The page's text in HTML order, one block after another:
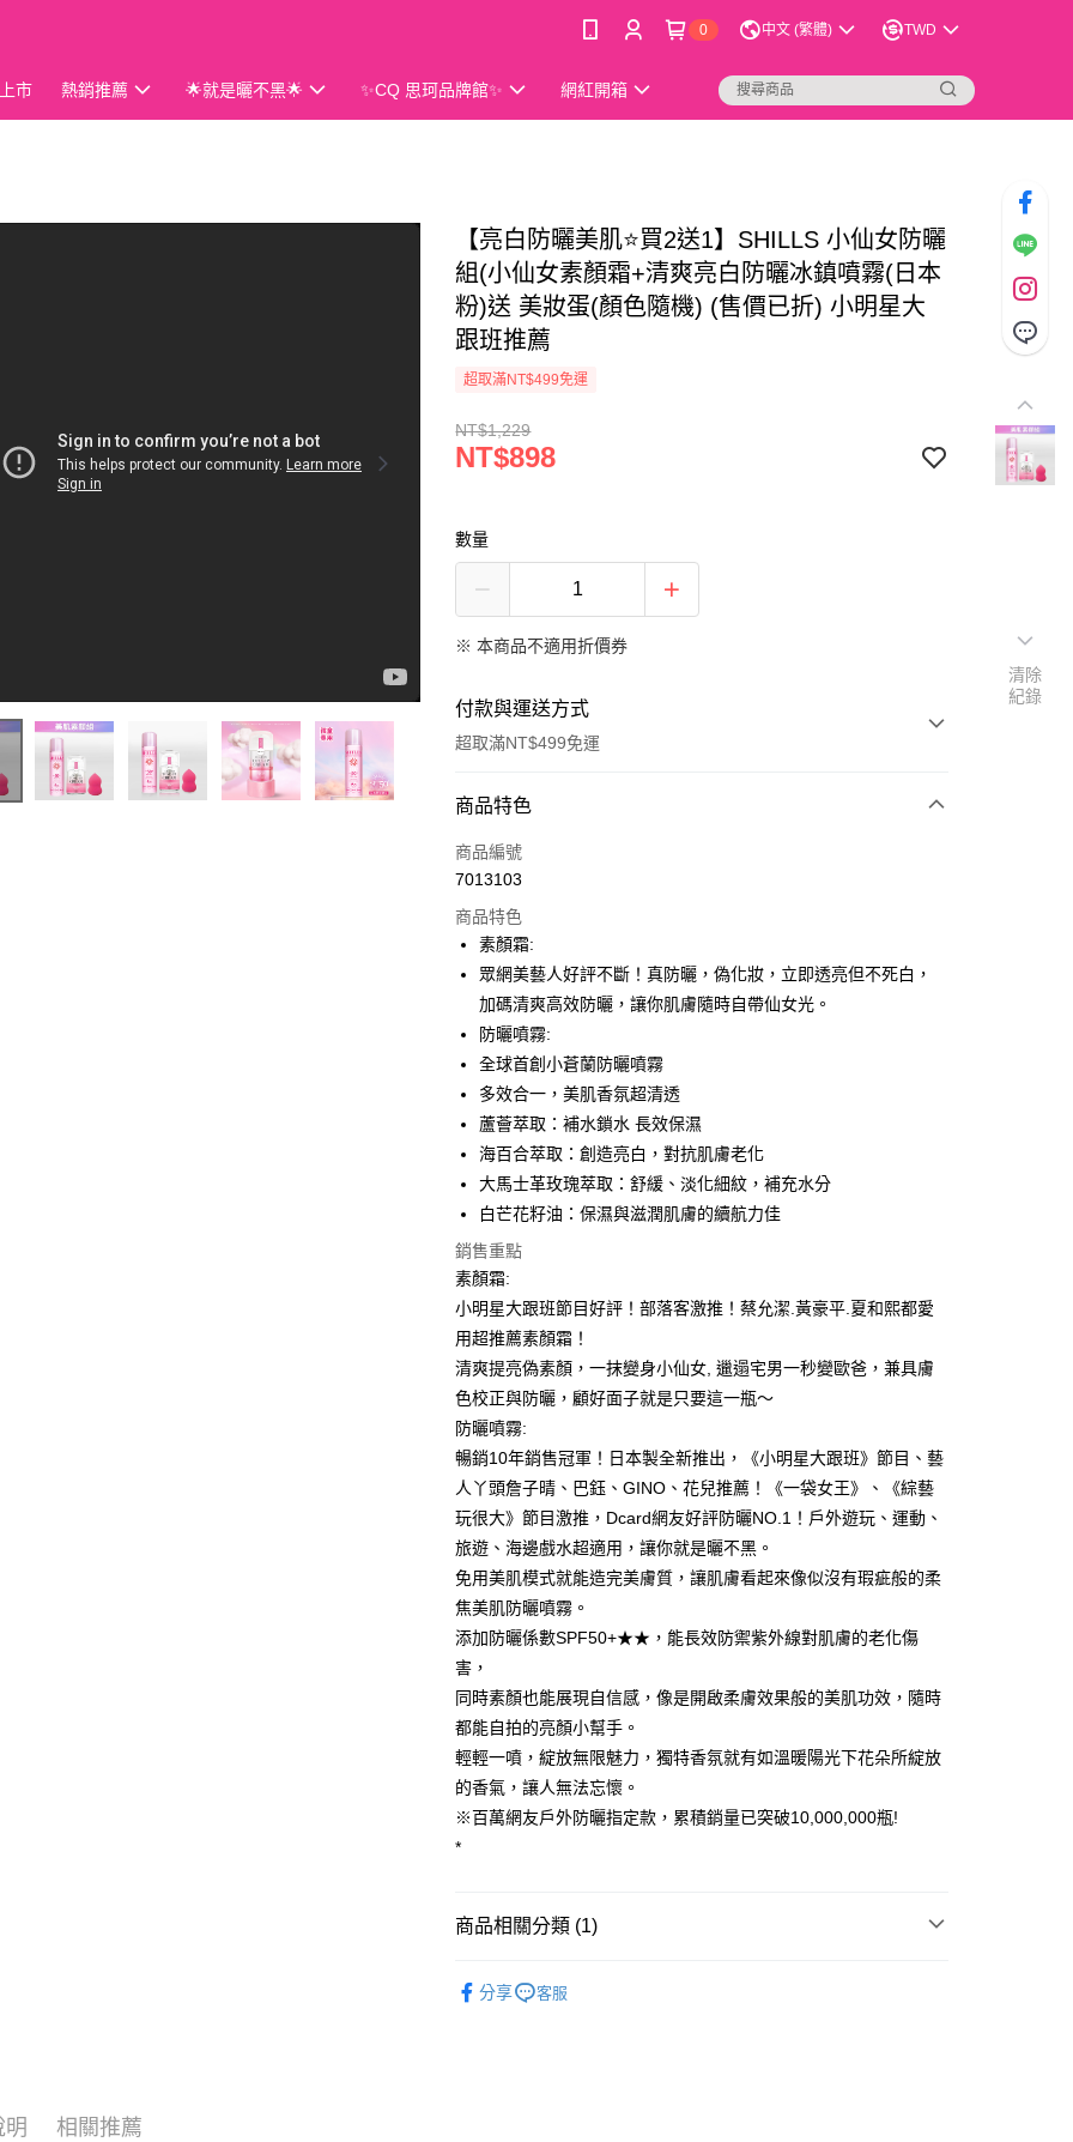
0 中文 (繁體) TWD
市 熱銷推薦 🌟就是曬不黑🌟 ✨CQ 思珂品牌館✨ 網紅開箱
【亮白防曬美肌⭐買2送1】SHILLS 小仙女防曬
組(小仙女素顏霜+清爽亮白防曬冰鎮噴霧(日本
粉)送 美妝蛋(顏色隨機) (售價已折) 小明星大
跟班推薦
超取滿NT$499免運
NT$1,229
NT$898
數量
※ 本商品不適用折價券
付款與運送方式
超取滿NT$499免運
付款方式
信用卡一次付款
LINE Pay
Apple Pay
街口支付
悠遊付
ATM付款
運送方式
每筆NT$85，滿NT$499(含以上)免運費
付款後全家取貨
每筆NT$85，滿NT$499(含以上)免運費
7-11取貨付款
每筆NT$85，滿NT$499(含以上)免運費
付款後7-11取貨
每筆NT$85，滿NT$499(含以上)免運費
宅配
每筆NT$85，滿NT$499(含以上)免運費
商品特色
商品編號
7013103
商品特色
素顏霜:
眾網美藝人好評不斷！真防曬，偽化妝，立即透亮但不死白，
加碼清爽高效防曬，讓你肌膚隨時自帶仙女光。
防曬噴霧:
全球首創小蒼蘭防曬噴霧
多效合一，美肌香氛超清透
蘆薈萃取：補水鎖水 長效保濕
海百合萃取：創造亮白，對抗肌膚老化
大馬士革玫瑰萃取：舒緩、淡化細紋，補充水分
白芒花籽油：保濕與滋潤肌膚的續航力佳
銷售重點
素顏霜:
小明星大跟班節目好評！部落客激推！蔡允潔.黃豪平.夏和熙都愛
用超推薦素顏霜！
清爽提亮偽素顏，一抹變身小仙女, 邋遢宅男一秒變歐爸，兼具膚
色校正與防曬，顧好面子就是只要這一瓶～
防曬噴霧:
暢銷10年銷售冠軍！日本製全新推出，《小明星大跟班》節目、藝
人丫頭詹子晴、巴鈺、GINO、花兒推薦！《一袋女王》、《綜藝
玩很大》節目激推，Dcard網友好評防曬NO.1！戶外遊玩、運動、
旅遊、海邊戲水超適用，讓你就是曬不黑。
免用美肌模式就能造完美膚質，讓肌膚看起來像似沒有瑕疵般的柔
焦美肌防曬噴霧。
添加防曬係數SPF50+★★，能長效防禦紫外線對肌膚的老化傷
害，
同時素顏也能展現自信感，像是開啟柔膚效果般的美肌功效，隨時
都能自拍的亮顏小幫手。
輕輕一噴，綻放無限魅力，獨特香氛就有如溫暖陽光下花朵所綻放
的香氣，讓人無法忘懷。
※百萬網友戶外防曬指定款，累積銷量已突破10,000,000瓶!
*
商品相關分類 (1)
分享
客服
明 相關推薦
清除
紀錄